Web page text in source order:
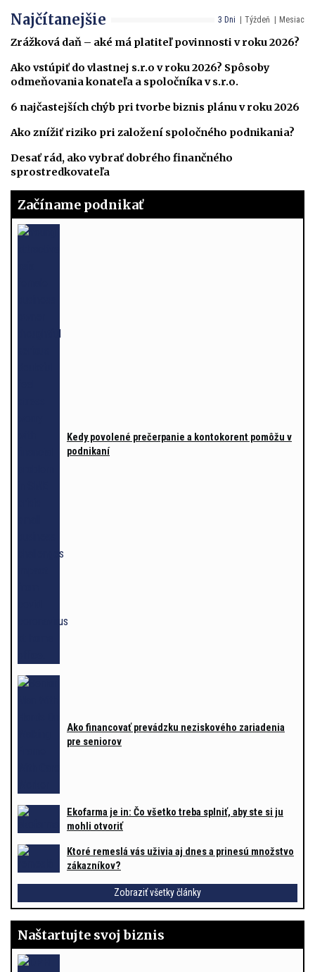
3 Dni Týždeň Mesiac
Najčítanejšie
Zrážková daň – aké má platiteľ povinnosti v roku 2026?
Ako vstúpiť do vlastnej s.r.o v roku 2026? Spôsoby
odmeňovania konateľa a spoločníka v s.r.o.
6 najčastejších chýb pri tvorbe biznis plánu v roku 2026
Ako znížiť riziko pri založení spoločného podnikania?
Desať rád, ako vybrať dobrého finančného
sprostredkovateľa
Začíname podnikať
Kedy povolené prečerpanie a kontokorent pomôžu v
podnikaní
Ako financovať prevádzku neziskového zariadenia
pre seniorov
Ekofarma je in: Čo všetko treba splniť, aby ste si ju
mohli otvoriť
Ktoré remeslá vás uživia aj dnes a prinesú množstvo
zákazníkov?
Zobraziť všetky články
Naštartujte svoj biznis